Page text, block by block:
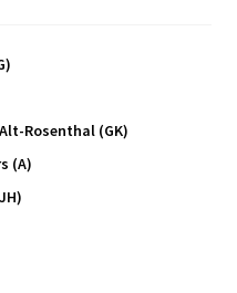
Rosenthal (GK)
(A)